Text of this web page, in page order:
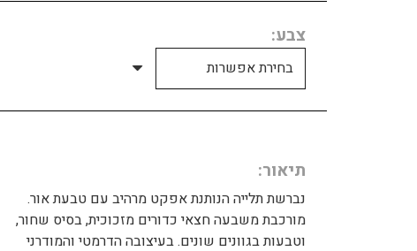
צבע
תיאור
נברשת תלייה הנותנת אפקט מרהיב עם טבעת אור.
מורכבת משבעה חצאי כדורים מזכוכית, בסיס שחור,
וטבעות בגוונים שונים. בעיצובה הדרמטי והמודרני